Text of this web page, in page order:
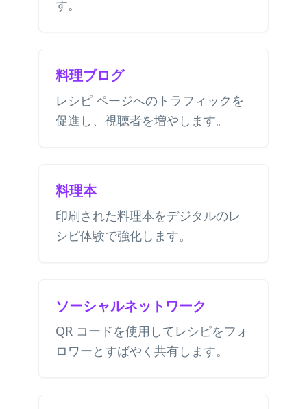
す。
料理ブログ
レシピ ページへのトラフィックを
促進し、視聴者を増やします。
料理本
印刷された料理本をデジタルのレ
シピ体験で強化します。
ソーシャルネットワーク
QR コードを使用してレシピをフォ
ロワーとすばやく共有します。